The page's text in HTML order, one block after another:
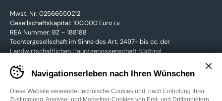
Mwst. Nr: 02566550212
Gesellschaftskapital: 100.000 Euro i.v.
REA Nummer: BZ – 188188
Tochtergesellschaft im Sinne des Art. 2497- bis cc. der
Landwirtschaftlichen Hauptgenossenschaft Südtirol
Banner
cookie
GARTENmarkt
Navigationserleben nach Ihren Wünschen
Diese Website verwendet technische Cookies und, nach Einholung Ihrer
Zustimmung, Analyse- und Marketing-Cookies von Erst- und Drittanbietern.